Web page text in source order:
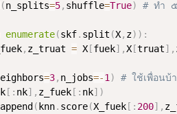
(n_splits=5, shuffle=True)
# ทำ ๕
enumerate(skf. split (X, z) ) :
, z_truat = X[fuek] ,X[truat] ,
=3, n_jobs=-1 )
# ใช้เพื่อนบ้
[ : nk] , z_fuek[ : nk] )
append(knn. score(X_fuek[ : 200] ,